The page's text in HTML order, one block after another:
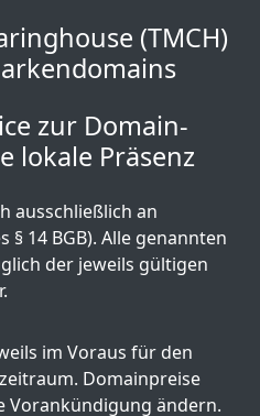
(TMCH)
zur Domain-
lokale Präsenz
ausschließlich an
14 BGB). Alle genannten
der jeweils gültigen
im Voraus für den
Domainpreise
Vorankündigung ändern.